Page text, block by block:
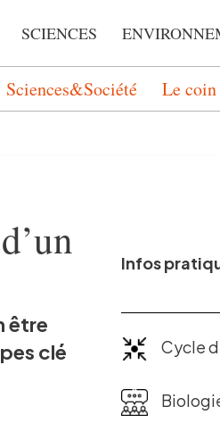
SCIENCES
Sciences&Société Le coin
être
clé
Infos
Cycle